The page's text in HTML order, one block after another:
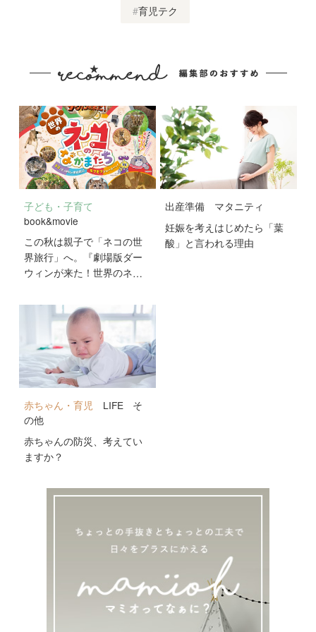
育児テク
子ども・子育て
book&movie
この秋は親子で「ネコの世
界旅行」へ。『劇場版ダー
ウィンが来た！世界のネコ
公開！
出産準備
マタニティ
妊娠を考えはじめたら「葉
酸」と言われる理由
赤ちゃん・育児 LIFE
そ
の他
赤ちゃんの防災、考えてい
ますか？